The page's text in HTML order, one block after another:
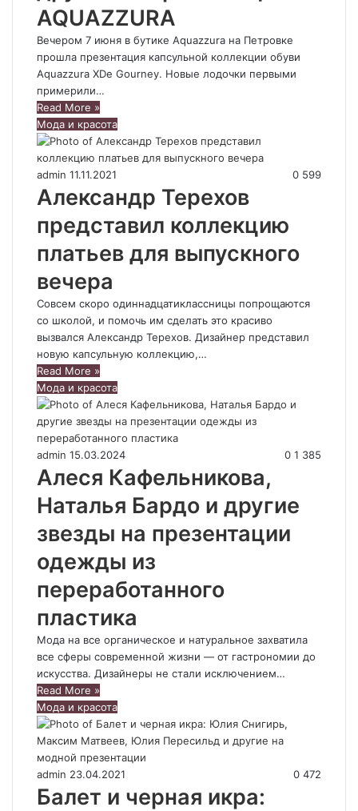
AQUAZZURA
Вечером 7 июня в бутике Aquazzura на Петровке
прошла презентация капсульной коллекции обуви
Aquazzura XDe Gourney. Новые лодочки первыми
примерили…
Read More »
Мода и красота
admin 11.11.2021 0 599
Александр Терехов
представил коллекцию
платьев для выпускного
вечера
Совсем скоро одиннадцатиклассницы попрощаются
со школой, и помочь им сделать это красиво
вызвался Александр Терехов. Дизайнер представил
новую капсульную коллекцию,…
Read More »
Мода и красота
admin 15.03.2024 0 1 385
Алеся Кафельникова,
Наталья Бардо и другие
звезды на презентации
одежды из
переработанного
пластика
Мода на все органическое и натуральное захватила
все сферы современной жизни — от гастрономии до
искусства. Дизайнеры не стали исключением…
Read More »
Мода и красота
admin 23.04.2021 0 472
Балет и черная икра: